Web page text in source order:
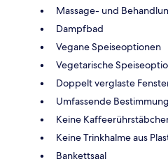
Massage- und
Dampfbad
Vegane Speiseoptionen
Vegetarische
Doppelt verglaste
Umfassende
Keine
Keine Trinkhalme aus
Bankettsaal